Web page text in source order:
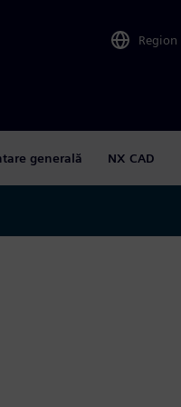
Region
generală NX CAD